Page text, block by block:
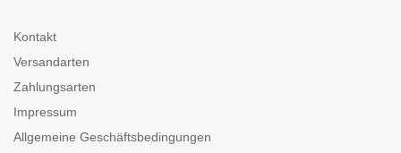
Kontakt
Versandarten
Zahlungsarten
Impressum
Allgemeine Geschäftsbedingungen